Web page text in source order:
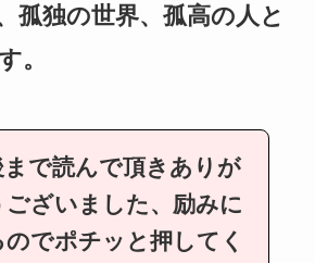
孤独の世界、孤高の人と
。
まで読んで頂きありが
ございました、励みに
のでポチッと押してく